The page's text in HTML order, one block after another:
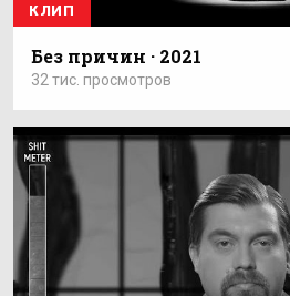
КЛИП
Без причин · 2021
32 тис. просмотров